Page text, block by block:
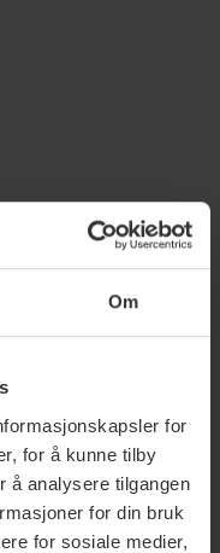
Om
for
for å kunne tilby
å analysere tilgangen
for din bruk
for sosiale medier,